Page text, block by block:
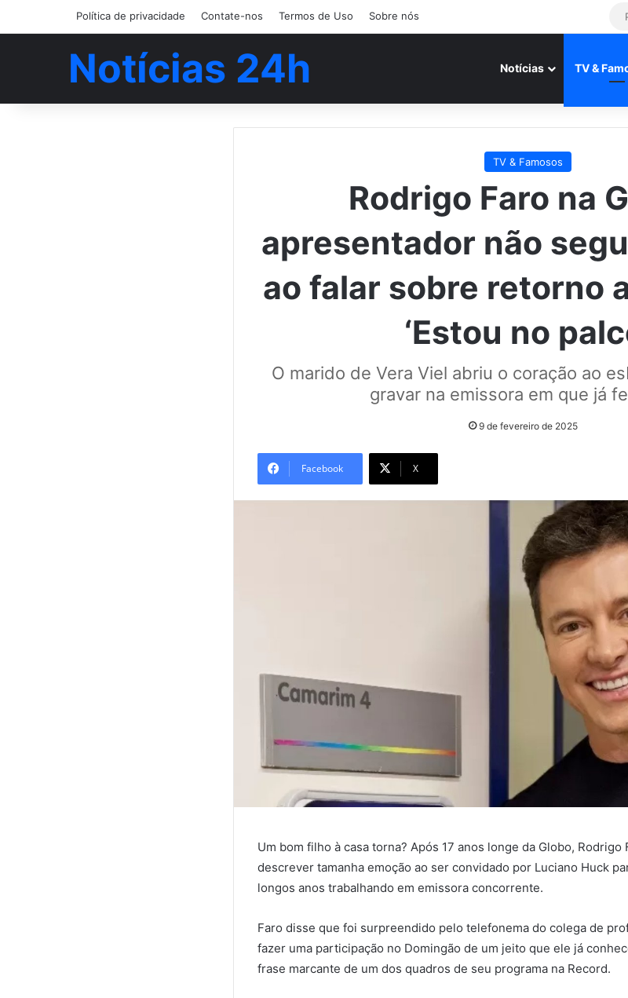
Política de privacidade Contate-nos Termos de Uso Sobre nós
Notícias 24h Notícias TV &
TV & Famosos
Rodrigo Faro na
apresentador não
ao falar sobre retorno
‘Estou no
O marido de Vera Viel abriu o coração ao
gravar na emissora em que já
9 de fevereiro de 2025
Facebook X
Um bom filho à casa torna? Após 17 anos longe da Globo, Rodrigo
descrever tamanha emoção ao ser convidado por Luciano Huck
longos anos trabalhando em emissora concorrente.
Faro disse que foi surpreendido pelo telefonema do colega de
fazer uma participação no Domingão de um jeito que ele já
frase marcante de um dos quadros de seu programa na Record.